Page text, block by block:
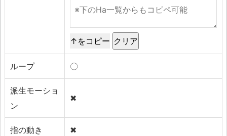
↑をコピー
ループ 〇
派生モーショ
ン
✖
指の動き ✖